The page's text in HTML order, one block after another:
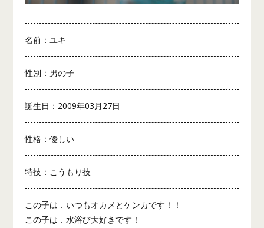
名前：ユキ
性別：男の子
誕生日：2009年03月27日
性格：優しい
特技：こうもり技
この子は．いつもオカメとケンカです！！
この子は．水浴び大好きです！